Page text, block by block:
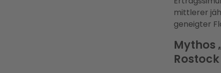
mittlerer
geneigter
Mythos